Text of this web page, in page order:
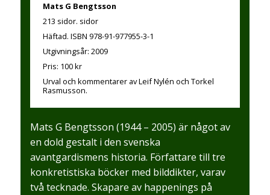
Mats G Bengtsson
213 sidor. sidor
Häftad. ISBN 978-91-977955-3-1
Utgivningsår: 2009
Pris: 100 kr
Urval och kommentarer av Leif Nylén och Torkel
Rasmusson.
Mats G Bengtsson (1944 – 2005) är något av
en dold gestalt i den svenska
avantgardismens historia. Författare till tre
konkretistiska böcker med bilddikter, varav
två tecknade. Skapare av happenings på